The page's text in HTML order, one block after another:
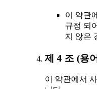
이 약관
규정 되
지 않은
제 4 조 (용
이 약관에서